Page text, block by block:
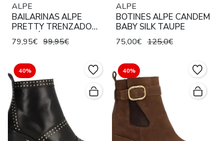
ALPE
BAILARINAS ALPE
PRETTY TRENZADO
MARRÓN METALIZADO
PLATA
79,95€ 99,95€
ALPE
BOTINES ALPE CANDEM
BABY SILK TAUPE
75,00€ 125,0€
40% 40%